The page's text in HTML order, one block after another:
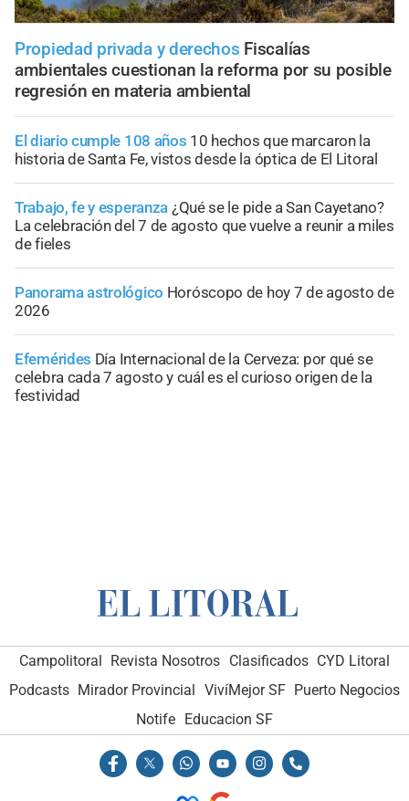
Propiedad privada y derechos Fiscalías
ambientales cuestionan la reforma por su posible
regresión en materia ambiental
El diario cumple 108 años 10 hechos que marcaron la
historia de Santa Fe, vistos desde la óptica de El Litoral
Trabajo, fe y esperanza ¿Qué se le pide a San Cayetano?
La celebración del 7 de agosto que vuelve a reunir a miles
de fieles
Panorama astrológico Horóscopo de hoy 7 de agosto de
2026
Efemérides Día Internacional de la Cerveza: por qué se
celebra cada 7 agosto y cuál es el curioso origen de la
festividad
Campolitoral Revista Nosotros Clasificados CYD Litoral
Podcasts Mirador Provincial VivíMejor SF Puerto Negocios
Notife Educacion SF